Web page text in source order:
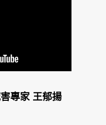
專家 王郁揚